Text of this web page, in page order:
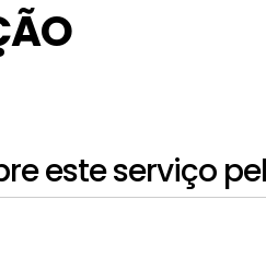
este serviço